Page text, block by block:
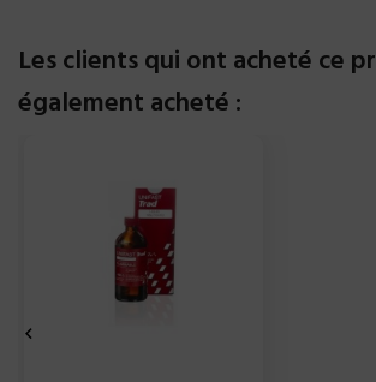
Les clients qui ont acheté ce
également acheté :
